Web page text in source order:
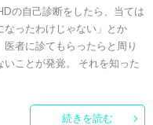
の自己診断をしたら、当ては
なったわけじゃない」とか
者に診てもらったらと周り
ことが発覚。 それを知った
続きを読む